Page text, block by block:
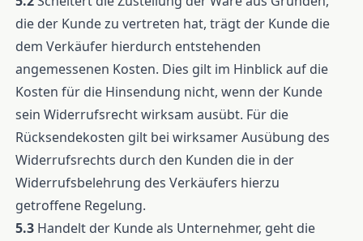
die der Kunde zu vertreten hat, trägt der Kunde die
dem Verkäufer hierdurch entstehenden
angemessenen Kosten. Dies gilt im Hinblick auf die
Kosten für die Hinsendung nicht, wenn der Kunde
sein Widerrufsrecht wirksam ausübt. Für die
Rücksendekosten gilt bei wirksamer Ausübung des
Widerrufsrechts durch den Kunden die in der
Widerrufsbelehrung des Verkäufers hierzu
getroffene Regelung.
5.3 Handelt der Kunde als Unternehmer, geht die